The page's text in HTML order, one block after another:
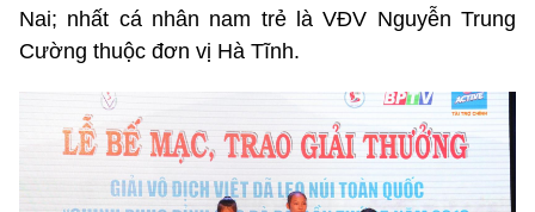
Nai; nhất cá nhân nam trẻ là VĐV Nguyễn Trung
Cường thuộc đơn vị Hà Tĩnh.